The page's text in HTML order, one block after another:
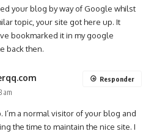
your blog by way of Google whilst
topic, your site got here up. It
bookmarked it in my google
back then.
am
I’m a normal visitor of your blog and
the time to maintain the nice site. I
Responder